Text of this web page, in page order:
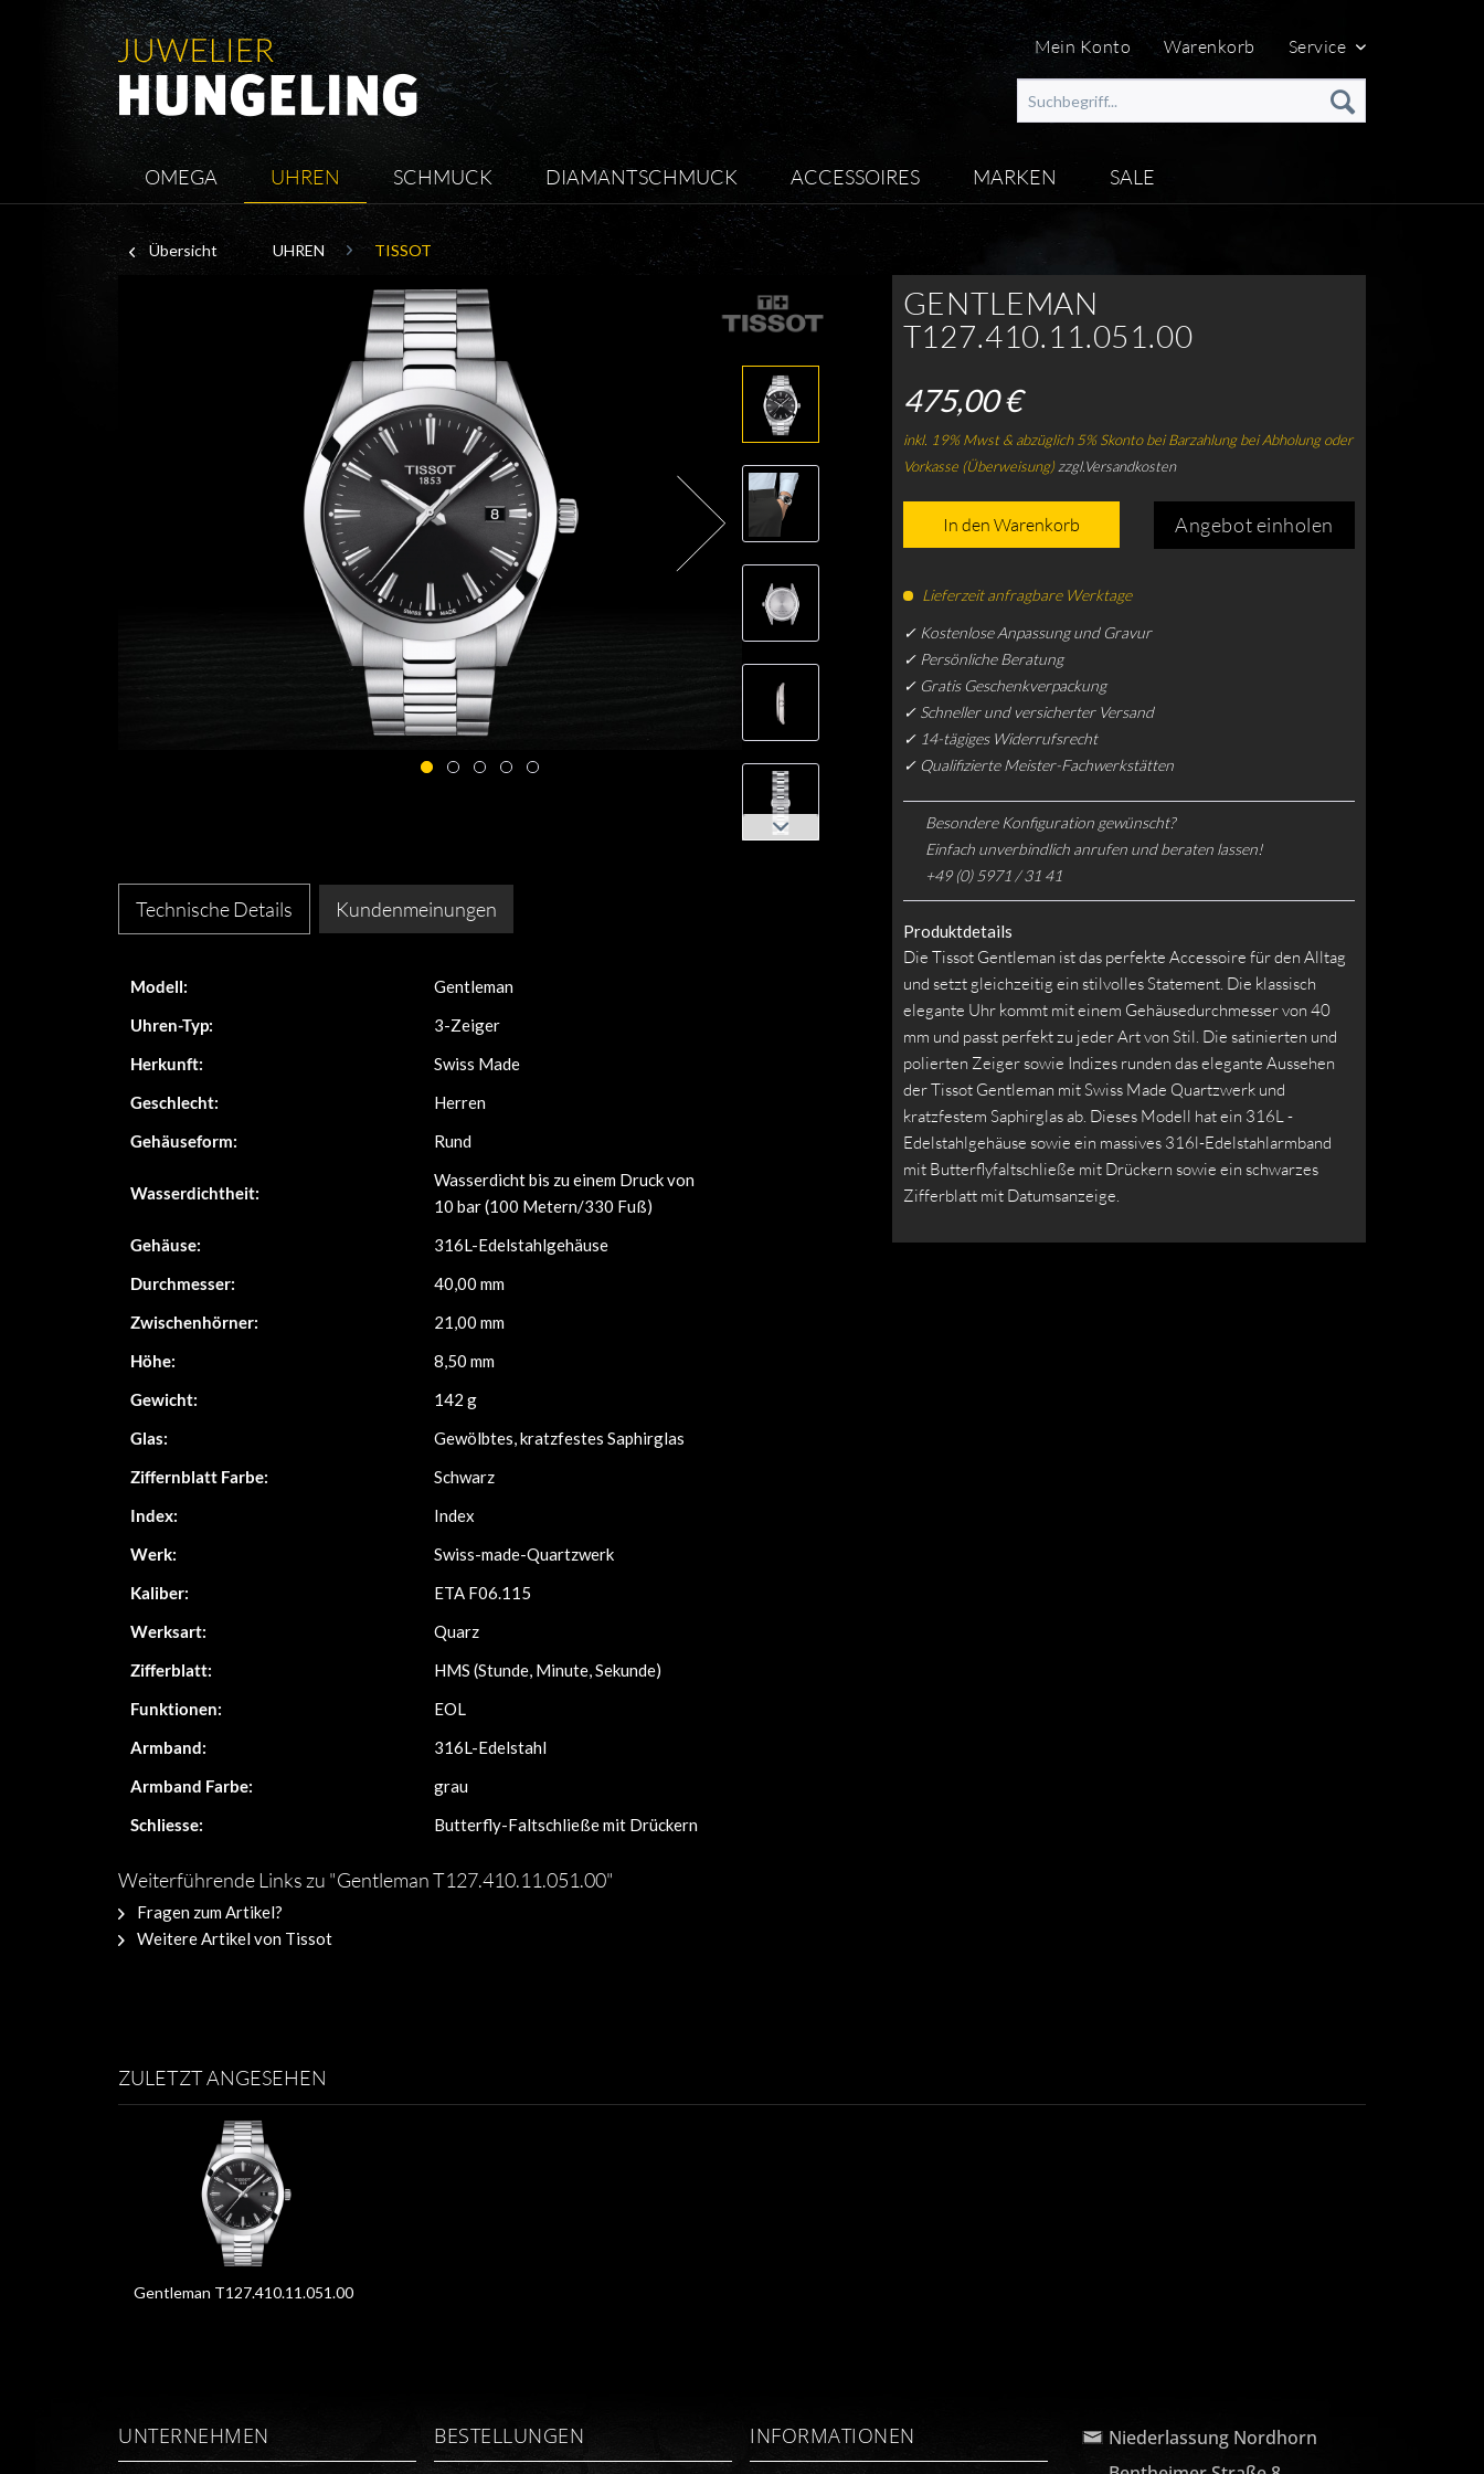
Mein Konto Warenkorb Service
OMEGA UHREN SCHMUCK DIAMANTSCHMUCK ACCESSOIRES MARKEN SALE
Übersicht UHREN TISSOT
GENTLEMAN
T127.410.11.051.00
475,00 €
inkl. 19% Mwst & abzüglich 5% Skonto bei Barzahlung bei Abholung oder
Vorkasse (Überweisung)zzgl.Versandkosten
Angebot einholen
In den Warenkorb
Lieferzeit anfragbare Werktage
✓ Kostenlose Anpassung und Gravur
✓ Persönliche Beratung
✓ Gratis Geschenkverpackung
✓ Schneller und versicherter Versand
✓ 14-tägiges Widerrufsrecht
✓ Qualifizierte Meister-Fachwerkstätten
Besondere Konfiguration gewünscht?
Einfach unverbindlich anrufen und beraten lassen!
+49 (0) 5971 / 31 41
Produktdetails
Die Tissot Gentleman ist das perfekte Accessoire für den Alltag
und setzt gleichzeitig ein stilvolles Statement. Die klassisch
elegante Uhr kommt mit einem Gehäusedurchmesser von 40
mm und passt perfekt zu jeder Art von Stil. Die satinierten und
polierten Zeiger sowie Indizes runden das elegante Aussehen
der Tissot Gentleman mit Swiss Made Quartzwerk und
kratzfestem Saphirglas ab. Dieses Modell hat ein 316L -
Edelstahlgehäuse sowie ein massives 316l-Edelstahlarmband
mit Butterflyfaltschließe mit Drückern sowie ein schwarzes
Zifferblatt mit Datumsanzeige.
Technische Details Kundenmeinungen
Modell:
Gentleman
Uhren-Typ:
3-Zeiger
Herkunft:
Swiss Made
Geschlecht:
Herren
Gehäuseform:
Rund
Wasserdichtheit:
Wasserdicht bis zu einem Druck von
10 bar (100 Metern/330 Fuß)
Gehäuse:
316L-Edelstahlgehäuse
Durchmesser:
40,00 mm
Zwischenhörner:
21,00 mm
Höhe:
8,50 mm
Gewicht:
142 g
Glas:
Gewölbtes, kratzfestes Saphirglas
Ziffernblatt Farbe:
Schwarz
Index:
Index
Werk:
Swiss-made-Quartzwerk
Kaliber:
ETA F06.115
Werksart:
Quarz
Zifferblatt:
HMS (Stunde, Minute, Sekunde)
Funktionen:
EOL
Armband:
316L-Edelstahl
Armband Farbe:
grau
Schliesse:
Butterfly-Faltschließe mit Drückern
Weiterführende Links zu "Gentleman T127.410.11.051.00"
Fragen zum Artikel?
Weitere Artikel von Tissot
ZULETZT ANGESEHEN
Gentleman T127.410.11.051.00
UNTERNEHMEN BESTELLUNGEN INFORMATIONEN
Niederlassung Nordhorn